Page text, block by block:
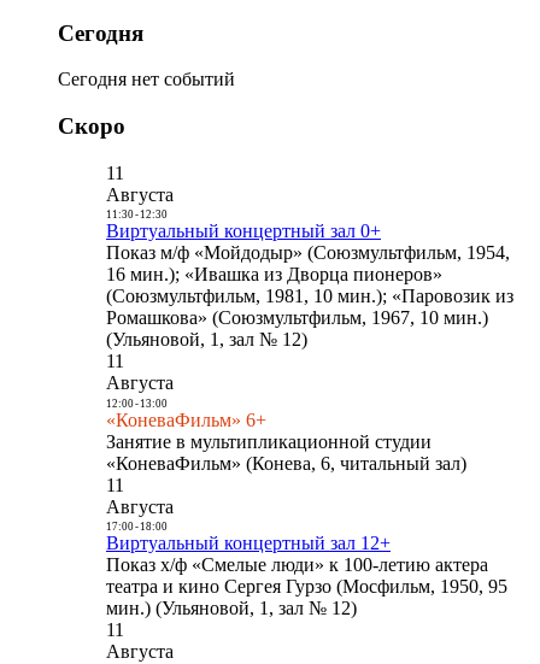
Сегодня
Сегодня нет событий
Скоро
11
Августа
11:30- 12:30
Виртуальный концертный зал 0+
Показ м/ф «Мойдодыр» (Союзмультфильм, 1954,
16 мин.); «Ивашка из Дворца пионеров»
(Союзмультфильм, 1981, 10 мин.); «Паровозик из
Ромашкова» (Союзмультфильм, 1967, 10 мин.)
(Ульяновой, 1, зал № 12)
11
Августа
12:00- 13:00
«КоневаФильм» 6+
Занятие в мультипликационной студии
«КоневаФильм» (Конева, 6, читальный зал)
11
Августа
17:00- 18:00
Виртуальный концертный зал 12+
Показ х/ф «Смелые люди» к 100-летию актера
театра и кино Сергея Гурзо (Мосфильм, 1950, 95
мин.) (Ульяновой, 1, зал № 12)
11
Августа